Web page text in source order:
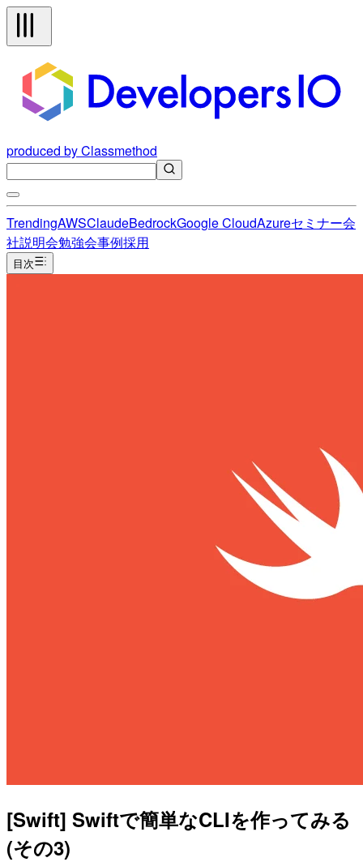
produced by Classmethod
TrendingAWSClaudeBedrockGoogle CloudAzureセミナー会
社説明会勉強会事例採用
目次
[Swift] Swiftで簡単なCLIを作ってみる
(その3)